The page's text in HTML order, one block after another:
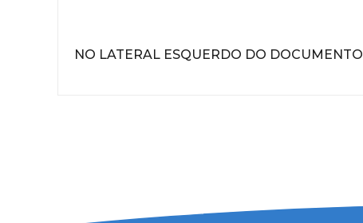
NO LATERAL ESQUERDO DO DOCUMENTO